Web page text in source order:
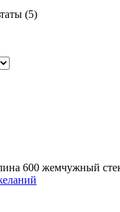
(5)
600 жемчужный